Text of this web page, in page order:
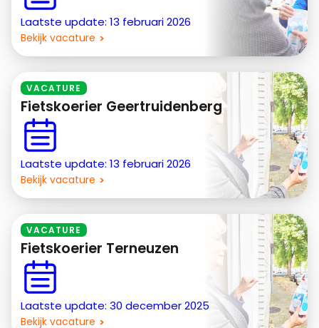
Laatste update: 13 februari 2026
Bekijk vacature
VACATURE
Fietskoerier Geertruidenberg
Laatste update: 13 februari 2026
Bekijk vacature
VACATURE
Fietskoerier Terneuzen
Laatste update: 30 december 2025
Bekijk vacature